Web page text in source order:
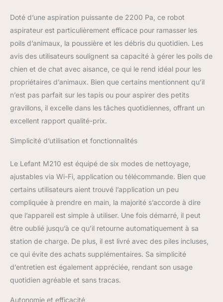
la taille, le robot aspirateur peut éviter les
obstacles plus facilement et réduire les
interférences causées par l'usure, la
déformation et l'accumulation de poussière.
Peut détecter les escaliers pour éviter les
chutes et surmonter facilement les tapis.
Conception compacte : une conception
intégrée d'un diamètre de seulement 28 cm
et d'une épaisseur de 7,8 cm, spécialement
conçue pour les espaces étroits tels que les
lits, les canapés et les coins pour éviter les
taux de défaillance extrêmement faibles. La
minutes et revient automatiquement à la
station de charge lorsque le nettoyage est
terminé ou que la batterie est faible.
Application intelligente et commandes
vocales : le robot aspirateur Lefant M210P
peut être contrôlé via les applications Alexa
et Google Home et les commandes vocales.
Grâce à l'application Lefant, vous pouvez
surveiller le chemin de nettoyage, créer des
plans de nettoyage, régler la puissance
d'aspiration, modifier les modes de
nettoyage, et bien plus encore. Remarque :
GHz.
Doté d’une aspiration puissante de 2200 Pa, ce robot
aspirateur est particulièrement efficace pour ramasser les
poils d’animaux, la poussière et les débris du quotidien. Les
avis des utilisateurs soulignent sa capacité à gérer les poils de
chien et de chat avec aisance, ce qui le rend idéal pour les
propriétaires d’animaux. Bien que certains mentionnent qu’il
n’est pas parfait sur les tapis ou pour aspirer des petits
gravillons, il excelle dans les tâches quotidiennes, offrant un
excellent rapport qualité-prix.
Simplicité d’utilisation et fonctionnalités
Le Lefant M210 est équipé de six modes de nettoyage,
ajustables via Wi-Fi, application ou télécommande. Bien que
certains utilisateurs aient trouvé l’application un peu
compliquée à prendre en main, la majorité s’accorde à dire
que l’appareil est simple à utiliser. Une fois démarré, il peut
être oublié jusqu’à ce qu’il retourne automatiquement à sa
station de charge. De plus, il est livré avec des piles incluses,
ce qui évite des achats supplémentaires. Sa simplicité
d’entretien est également appréciée, rendant son usage
quotidien agréable et sans tracas.
Autonomie et efficacité